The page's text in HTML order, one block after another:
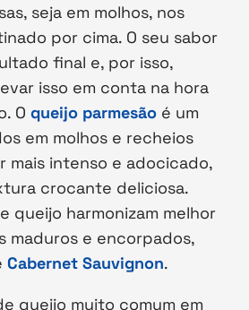
seja em molhos, nos
por cima. O seu sabor
final e, por isso,
isso em conta na hora
Oqueijo parmesão é um
em molhos e recheios
mais intenso e adocicado,
crocante deliciosa.
queijo harmonizam melhor
maduros e encorpados,
Cabernet Sauvignon.
queijo muito comum em